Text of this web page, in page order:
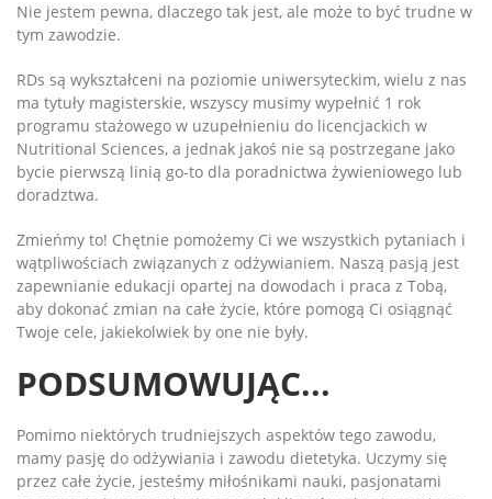
Nie jestem pewna, dlaczego tak jest, ale może to być trudne w
tym zawodzie.
RDs są wykształceni na poziomie uniwersyteckim, wielu z nas
ma tytuły magisterskie, wszyscy musimy wypełnić 1 rok
programu stażowego w uzupełnieniu do licencjackich w
Nutritional Sciences, a jednak jakoś nie są postrzegane jako
bycie pierwszą linią go-to dla poradnictwa żywieniowego lub
doradztwa.
Zmieńmy to! Chętnie pomożemy Ci we wszystkich pytaniach i
wątpliwościach związanych z odżywianiem. Naszą pasją jest
zapewnianie edukacji opartej na dowodach i praca z Tobą,
aby dokonać zmian na całe życie, które pomogą Ci osiągnąć
Twoje cele, jakiekolwiek by one nie były.
PODSUMOWUJĄC...
Pomimo niektórych trudniejszych aspektów tego zawodu,
mamy pasję do odżywiania i zawodu dietetyka. Uczymy się
przez całe życie, jesteśmy miłośnikami nauki, pasjonatami